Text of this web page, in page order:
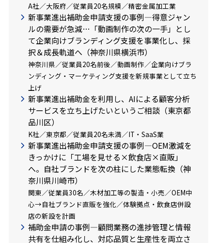
A社／大阪府／従業員20名規模／精密金属加工業
新事業進出補助金申請支援の事例―得意ジャン
ルの需要が急減…「動画制作の次の一手」とし
て企業向けブランディング支援を事業化し、採
択＆成長軌道へ（神奈川県横浜市）
神奈川県／従業員20名前後／動画制作／企業向けブラ
ンディング・マーケティング支援を新規事業として立ち
上げ
新事業進出補助金を利用し、AIによる顧客分析
サービスを立ち上げたいというご相談（東京都
品川区）
K社／東京都／従業員20名未満／IT・SaaS業
新事業進出補助金申請支援の事例―OEM激減を
きっかけに「工場を見せる×飲食店×直販」
へ。自社ブランドを次の柱にした業態転換（神
奈川県川崎市）
関東／従業員30名／木材加工等の製造・小売／OEM中
心→自社ブランド直販を強化／体験拠点・飲食店併設
店の新設を計画
補助金申請の事例―顧問業務の進捗管理と情報
共有を仕組み化し、対応品質と生産性を両立さ